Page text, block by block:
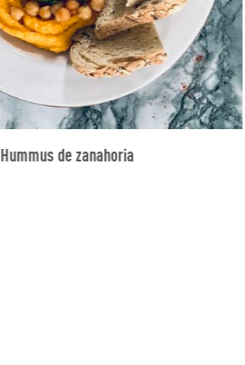
Hummus de zanahoria